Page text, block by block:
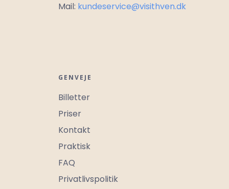
Mail: kundeservice@visithven.dk
GENVEJE
Billetter
Priser
Kontakt
Praktisk
FAQ
Privatlivspolitik